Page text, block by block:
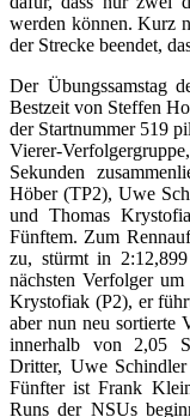
werden können. Kurz
der Strecke beendet,
Der Übungssamstag
Bestzeit von Steffen
der Startnummer 519
Vierer-
Sekunden
Höber (TP2), Uwe
und Thomas
Fünftem. Zum
zu, stürmt in
nächsten Verfolger
Krystofiak (P2), er
aber nun neu sortierte
innerhalb von 2,05
Dritter, Uwe
Fünfter ist Frank
Runs der NSUs